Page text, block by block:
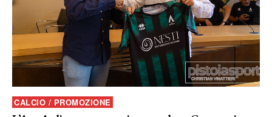
CALCIO / PROMOZIONE